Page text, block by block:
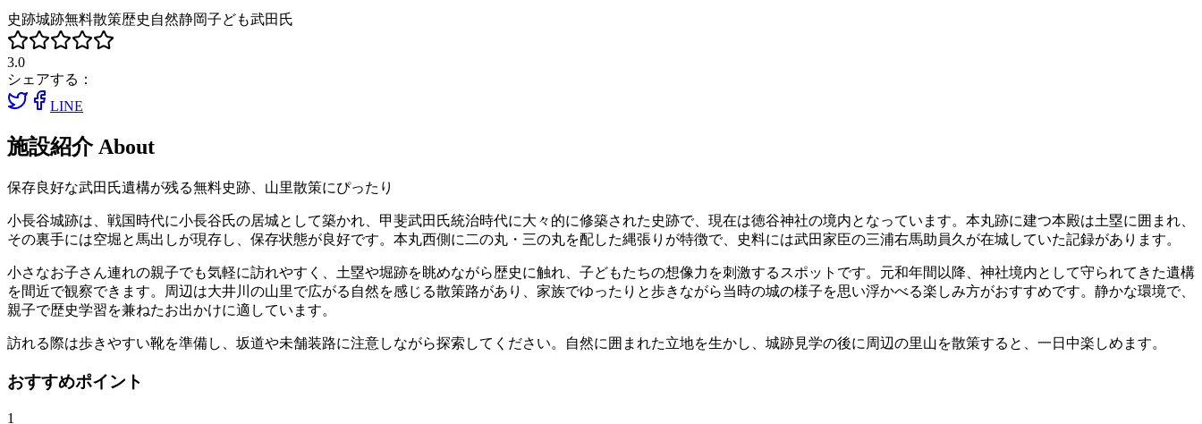
史跡城跡無料散策歴史 自然静岡子ども武田氏
3.0
シェアする：
LINE
施設紹介 About
保存良好な武田氏遺構が残る無料史跡、山里散策にぴったり
小長谷城跡は、戦国時代に小長谷氏の居城として築かれ、甲斐武田氏統治時代に大々的に修築された史跡で、現在は徳谷神社の境内となっています。本丸跡に建つ本殿は土塁に囲まれ、
その裏手には空堀と馬出しが現存し、保存状態が良好です。本丸西側に二の丸・三の丸を配した縄張りが特徴で、史料には武田家臣の三浦右馬助員久が在城していた記録があります。
小さなお子さん連れの親子でも気軽に訪れやすく、土塁や堀跡を眺めながら歴史に触れ、子どもたちの想像力を刺激するスポットです。元和年間以降、神社境内として守られてきた遺構
を間近で観察できます。周辺は大井川の山里で広がる自然を感じる散策路があり、家族でゆったりと歩きながら当時の城の様子を思い浮かべる楽しみ方がおすすめです。静かな環境で、
親子で歴史学習を兼ねたお出かけに適しています。
訪れる際は歩きやすい靴を準備し、坂道や未舗装路に注意しながら探索してください。自然に囲まれた立地を生かし、城跡見学の後に周辺の里山を散策すると、一日中楽しめます。
おすすめポイント
1